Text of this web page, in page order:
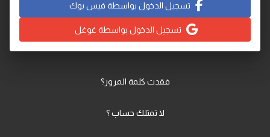
تسجيل الدخول بواسطة فيس بوك
تسجيل الدخول بواسطة غوغل
فقدت كلمة المرور؟
لا تمتلك حساب ؟